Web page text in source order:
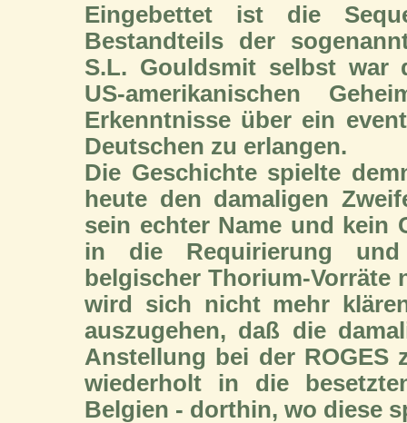
Eingebettet ist die
Bestandteils der
S.L. Gouldsmit selbst war
US-amerikanischen
Erkenntnisse über ein
Deutschen zu erlangen.
Die Geschichte spielte
heute den damaligen
sein echter Name und kein
in die Requirierung und
belgischer Thorium-Vorräte
wird sich nicht mehr
auszugehen, daß die
Anstellung bei der ROGES
wiederholt in die
Belgien - dorthin, wo diese